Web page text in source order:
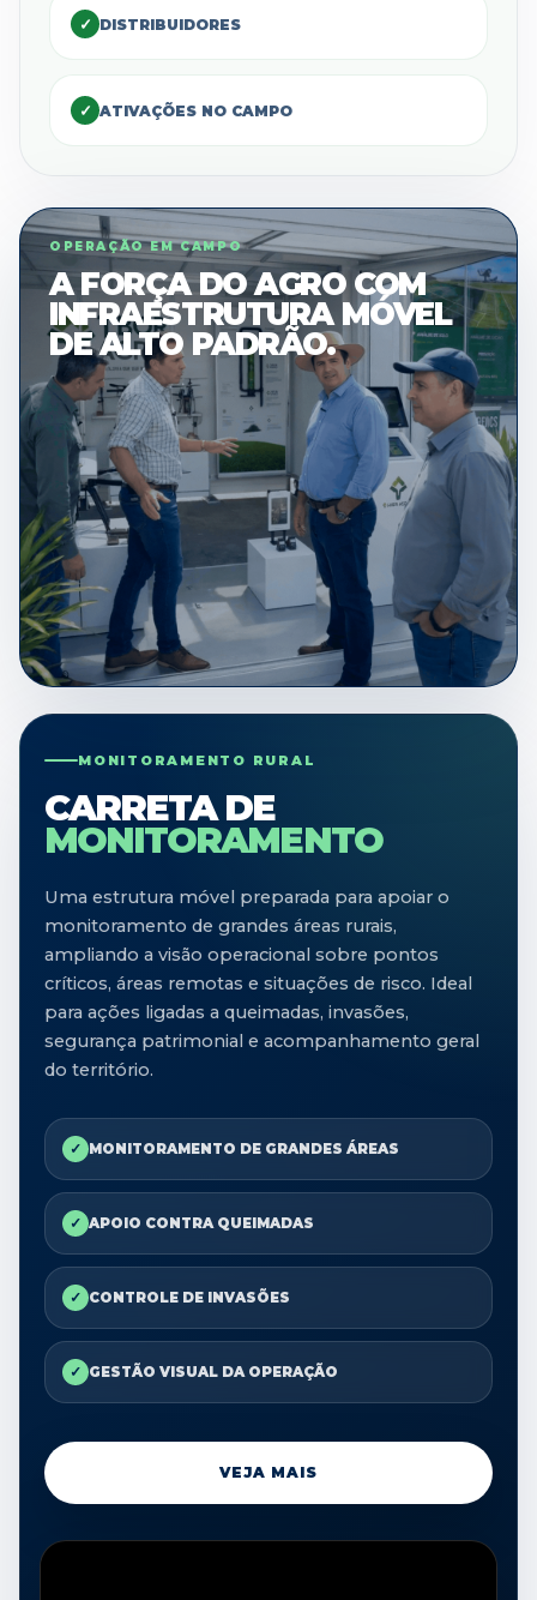
✓ DISTRIBUIDORES
✓ ATIVAÇÕES NO CAMPO
OPERAÇÃO EM CAMPO
A FORÇA DO AGRO COM
INFRAESTRUTURA MÓVEL
DE ALTO PADRÃO.
MONITORAMENTO RURAL
CARRETA DE
MONITORAMENTO
Uma estrutura móvel preparada para apoiar o
monitoramento de grandes áreas rurais,
ampliando a visão operacional sobre pontos
críticos, áreas remotas e situações de risco. Ideal
para ações ligadas a queimadas, invasões,
segurança patrimonial e acompanhamento geral
do território.
✓ MONITORAMENTO DE GRANDES ÁREAS
✓ APOIO CONTRA QUEIMADAS
✓ CONTROLE DE INVASÕES
✓ GESTÃO VISUAL DA OPERAÇÃO
VEJA MAIS